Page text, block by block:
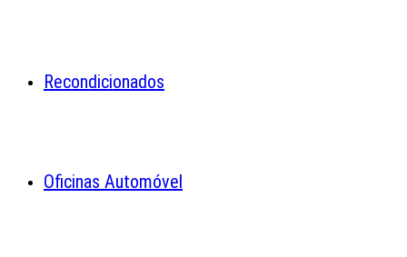
Recondicionados
Oficinas Automóvel